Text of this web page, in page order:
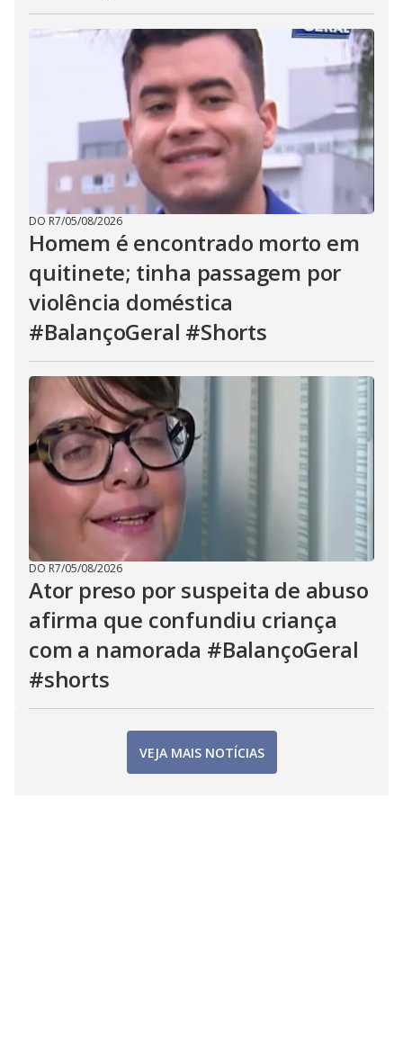
DO R7/05/08/2026
Homem é encontrado morto em
quitinete; tinha passagem por
violência doméstica
#BalançoGeral #Shorts
DO R7/05/08/2026
Ator preso por suspeita de abuso
afirma que confundiu criança
com a namorada #BalançoGeral
#shorts
VEJA MAIS NOTÍCIAS